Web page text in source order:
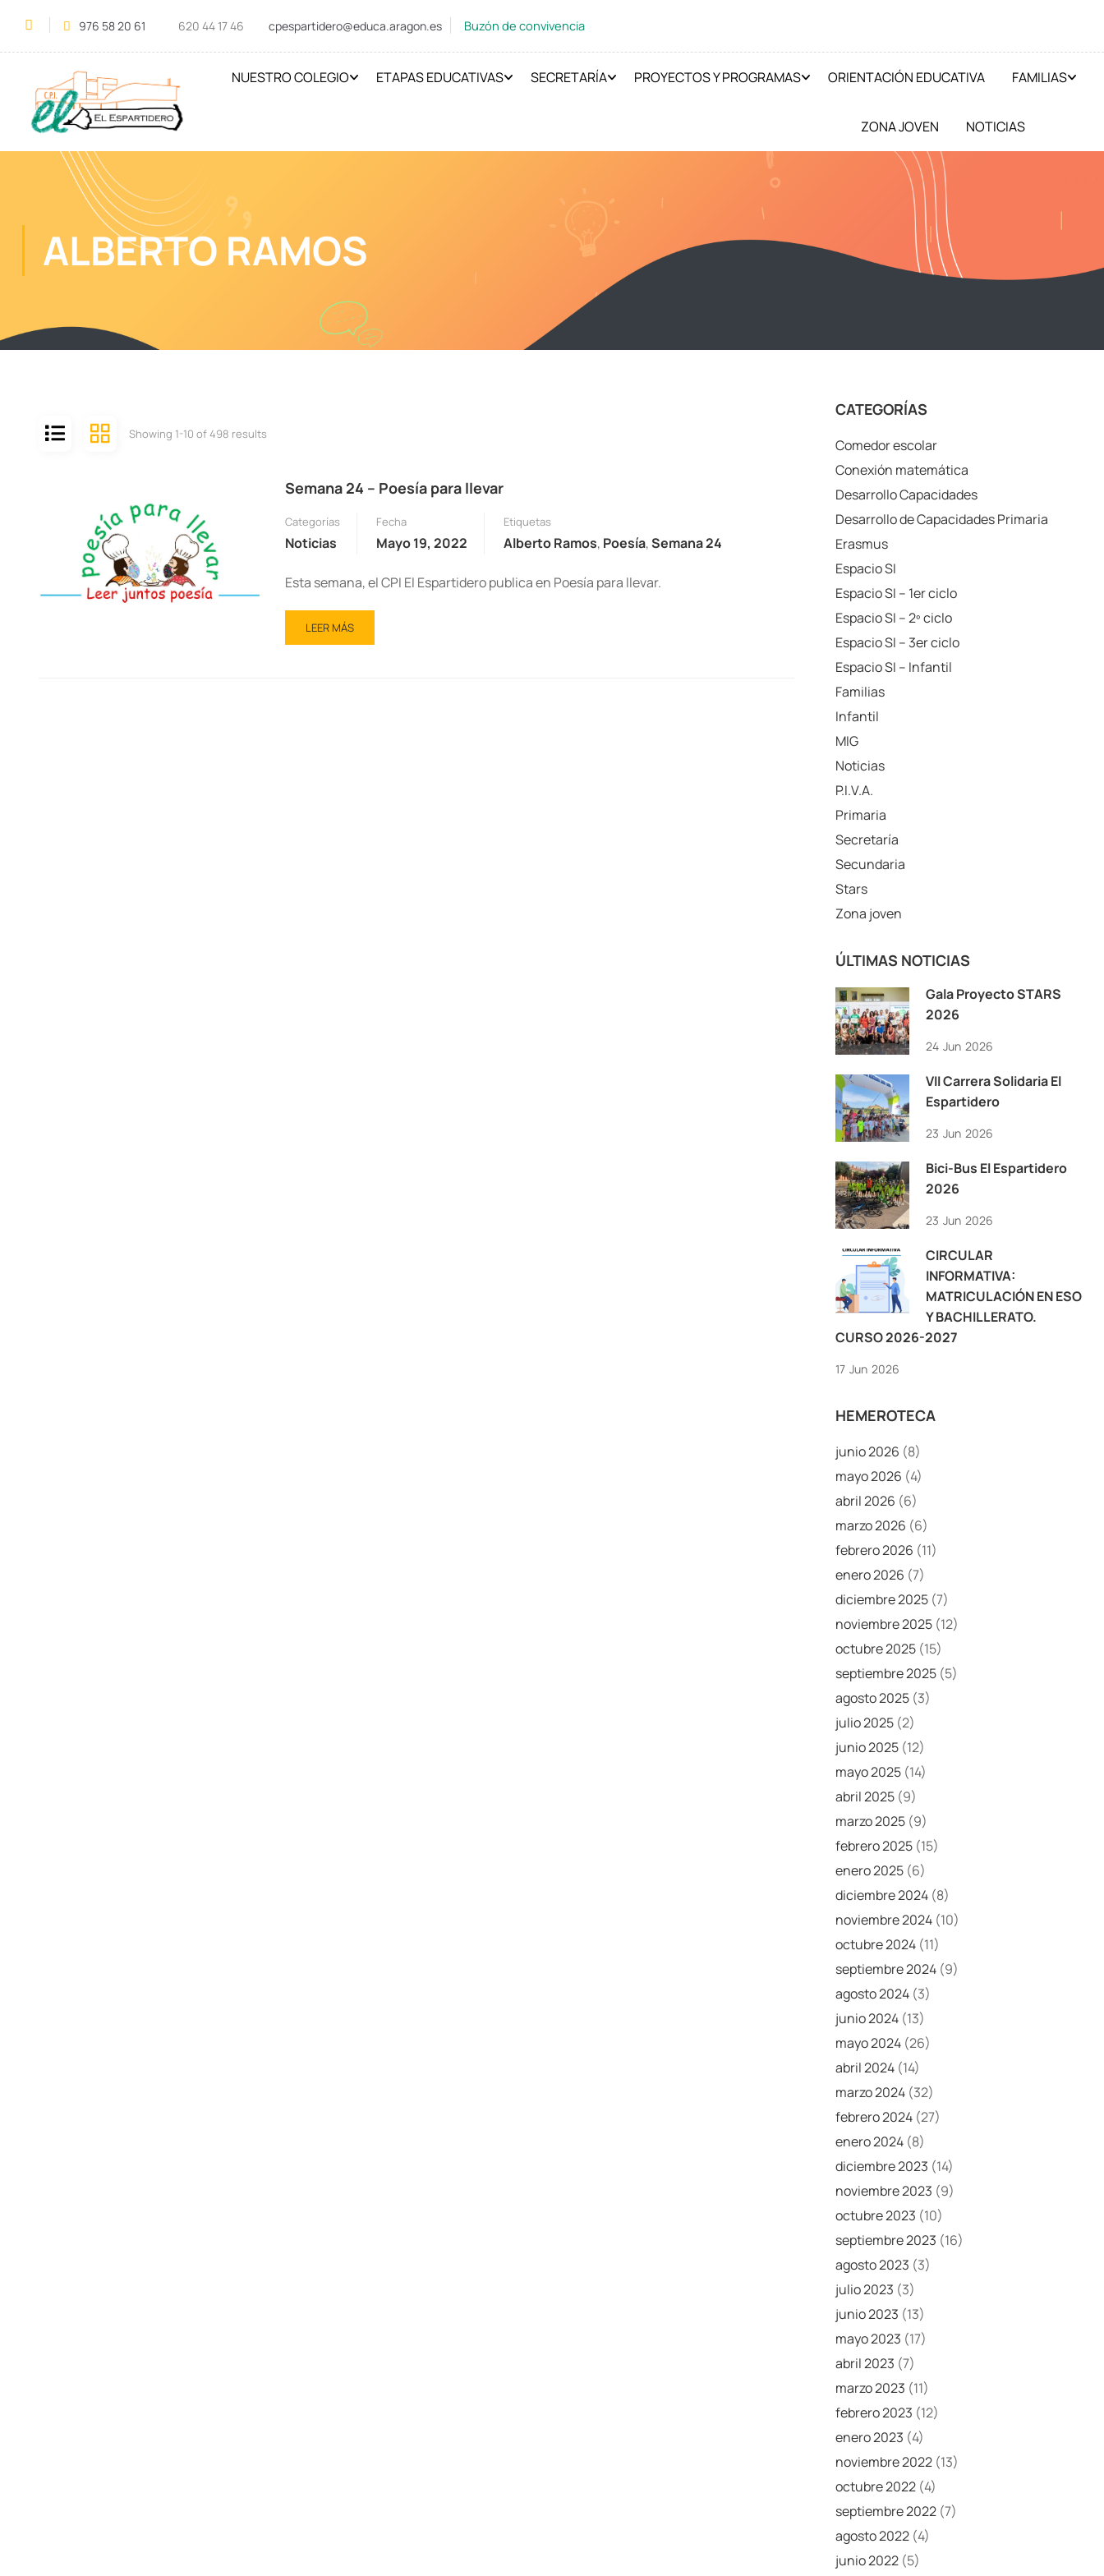
976 58 20 61 620 44 17 46 cpespartidero@educa.aragon.es Buzón de convivencia
NUESTRO COLEGIO ETAPAS EDUCATIVAS SECRETARÍA PROYECTOS Y PROGRAMAS ORIENTACIÓN EDUCATIVA FAMILIAS
ZONA JOVEN NOTICIAS
ALBERTO RAMOS
Showing 1-10 of 498 results
Semana 24 – Poesía para llevar
Categorías
Noticias
Fecha
Mayo 19, 2022
Etiquetas
Alberto Ramos, Poesía,Semana 24
Esta semana, el CPI El Espartidero publica en Poesía para llevar.
LEER MÁS
CATEGORÍAS
Comedor escolar
Conexión matemática
Desarrollo Capacidades
Desarrollo de Capacidades Primaria
Erasmus
Espacio SI
Espacio SI – 1er ciclo
Espacio SI – 2º ciclo
Espacio SI – 3er ciclo
Espacio SI – Infantil
Familias
Infantil
MIG
Noticias
P.I.V.A.
Primaria
Secretaría
Secundaria
Stars
Zona joven
ÚLTIMAS NOTICIAS
Gala Proyecto STARS
2026
24 Jun 2026
VII Carrera Solidaria El
Espartidero
23 Jun 2026
Bici-Bus El Espartidero
2026
23 Jun 2026
CIRCULAR
INFORMATIVA:
MATRICULACIÓN EN ESO
Y BACHILLERATO.
CURSO 2026-2027
17 Jun 2026
HEMEROTECA
junio 2026 (8)
mayo 2026 (4)
abril 2026 (6)
marzo 2026 (6)
febrero 2026 (11)
enero 2026 (7)
diciembre 2025 (7)
noviembre 2025 (12)
octubre 2025 (15)
septiembre 2025 (5)
agosto 2025 (3)
julio 2025 (2)
junio 2025 (12)
mayo 2025 (14)
abril 2025 (9)
marzo 2025 (9)
febrero 2025 (15)
enero 2025 (6)
diciembre 2024 (8)
noviembre 2024 (10)
octubre 2024 (11)
septiembre 2024 (9)
agosto 2024 (3)
junio 2024 (13)
mayo 2024 (26)
abril 2024 (14)
marzo 2024 (32)
febrero 2024 (27)
enero 2024 (8)
diciembre 2023 (14)
noviembre 2023 (9)
octubre 2023 (10)
septiembre 2023 (16)
agosto 2023 (3)
julio 2023 (3)
junio 2023 (13)
mayo 2023 (17)
abril 2023 (7)
marzo 2023 (11)
febrero 2023 (12)
enero 2023 (4)
noviembre 2022 (13)
octubre 2022 (4)
septiembre 2022 (7)
agosto 2022 (4)
junio 2022 (5)